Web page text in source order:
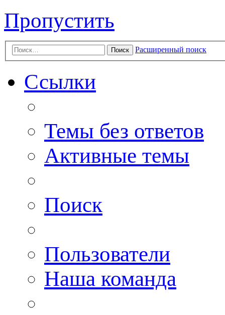
Пропустить
Поиск Расширенный поиск
Ссылки
Темы без ответов
Активные темы
Поиск
Пользователи
Наша команда